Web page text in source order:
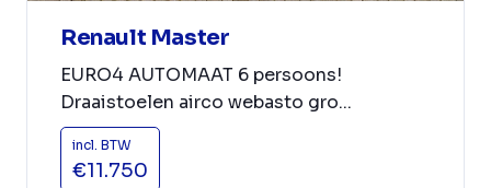
Renault Master
EURO4 AUTOMAAT 6 persoons!
Draaistoelen airco webasto gro...
incl. BTW
€11.750